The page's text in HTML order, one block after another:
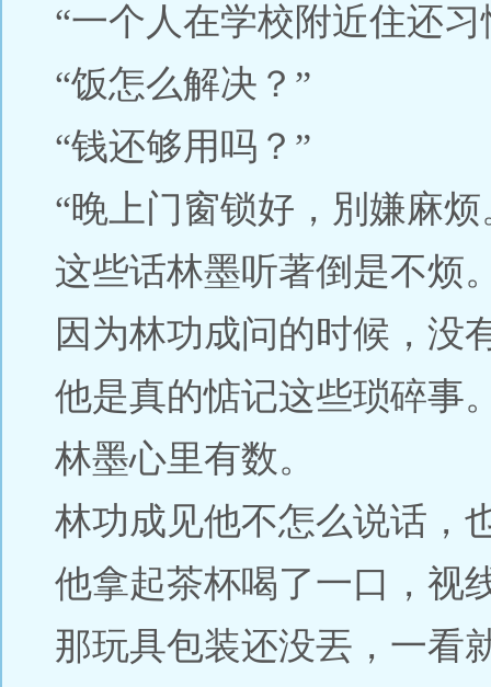
“一个人在学校附近住还习
“饭怎么解决？”
“钱还够用吗？”
“晚上门窗锁好，別嫌麻烦
这些话林墨听著倒是不烦
因为林功成问的时候，没
他是真的惦记这些琐碎事
林墨心里有数。
林功成见他不怎么说话，
他拿起茶杯喝了一口，视
那玩具包装还没丟，一看